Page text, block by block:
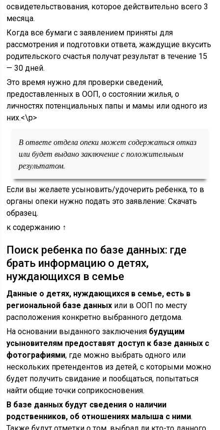
освидетельствования, которое действительно всего 3
месяца.
Когда все бумаги с заявлением приняты для
рассмотрения и подготовки ответа, жаждущие вкусить
родительского счастья получат результат в течение 15
— 30 дней.
Это время нужно для проверки сведений,
предоставленных в ООП, о состоянии жилья, о
личностях потенциальных папы и мамы или одного из
них.<\p>
В ответе отдела опеки может содержаться отказ
или будет выдано заключение с положительным
результатом.
Если вы желаете усыновить/удочерить ребенка, то в
органы опеки нужно подать это заявление: Скачать
образец.
к содержанию ↑
Поиск ребенка по базе данных: где
брать информацию о детях,
нуждающихся в семье
Данные о детях, нуждающихся в семье, есть в
региональной базе данных или в ООП по месту
расположения конкретно выбранного детдома.
На основании выданного заключения будущим
усыновителям предоставят доступ к базе данных с
фотографиями, где можно выбрать одного или
нескольких претендентов из детей, с которыми можно
будет получить свидание и пообщаться, попытаться
найти общие точки соприкосновения.
В базе данных будут сведения о наличии
родственников, об отношениях малыша с ними.